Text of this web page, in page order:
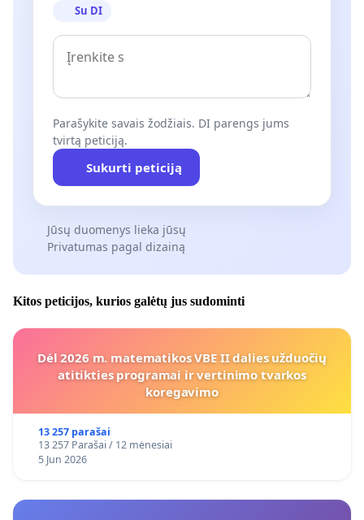
Su DI
Parašykite savais žodžiais. DI parengs jums
tvirtą peticiją.
Sukurti peticiją
Jūsų duomenys lieka jūsų
Privatumas pagal dizainą
Kitos peticijos, kurios galėtų jus sudominti
Dėl 2026 m. matematikos VBE II dalies užduočių
atitikties programai ir vertinimo tvarkos
koregavimo
13 257 parašai
13 257 Parašai / 12 mėnesiai
5 Jun 2026